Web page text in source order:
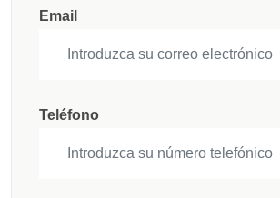
Email
Teléfono